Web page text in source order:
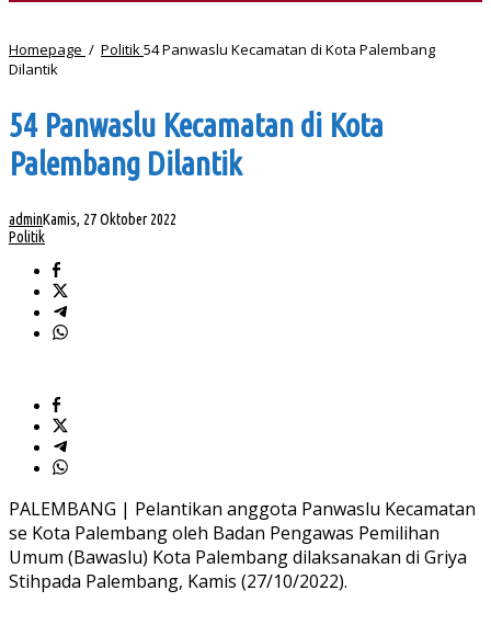
Homepage / Politik54 Panwaslu Kecamatan di Kota Palembang
Dilantik
54 Panwaslu Kecamatan di Kota
Palembang Dilantik
adminKamis, 27 Oktober 2022
Politik
PALEMBANG | Pelantikan anggota Panwaslu Kecamatan
se Kota Palembang oleh Badan Pengawas Pemilihan
Umum (Bawaslu) Kota Palembang dilaksanakan di Griya
Stihpada Palembang, Kamis (27/10/2022).